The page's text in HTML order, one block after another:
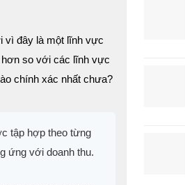
vì đây là một lĩnh vực
hơn so với các lĩnh vực
chính xác nhất chưa?
tập hợp theo từng
ứng với doanh thu.